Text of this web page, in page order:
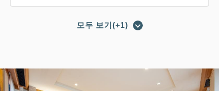
접속 무료 초박 플랜♪
모두 보기(+1)